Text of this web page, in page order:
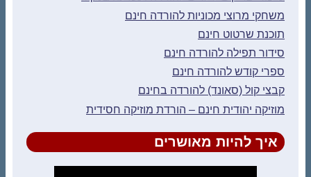
משחקי מרוצי מכוניות להורדה חינם
תוכנת שרטוט חינם
סידור תפילה להורדה חינם
ספרי קודש להורדה חינם
קבצי קול (סאונד) להורדה בחינם
מוזיקה יהודית חינם – הורדת מוזיקה חסידית
איך להיות מאושרים